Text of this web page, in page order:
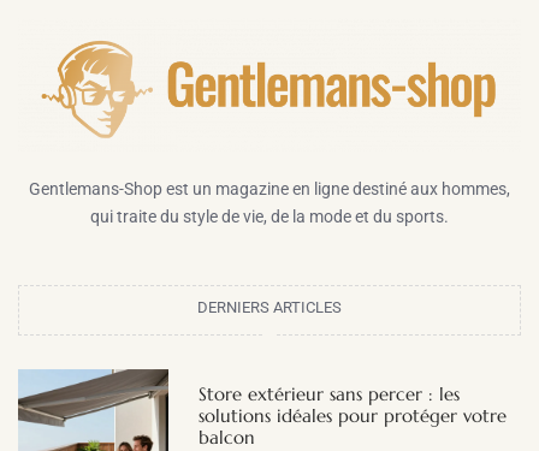
Gentlemans-Shop est un magazine en ligne destiné aux hommes,
qui traite du style de vie, de la mode et du sports.
DERNIERS ARTICLES
Store extérieur sans percer : les
solutions idéales pour protéger votre
balcon